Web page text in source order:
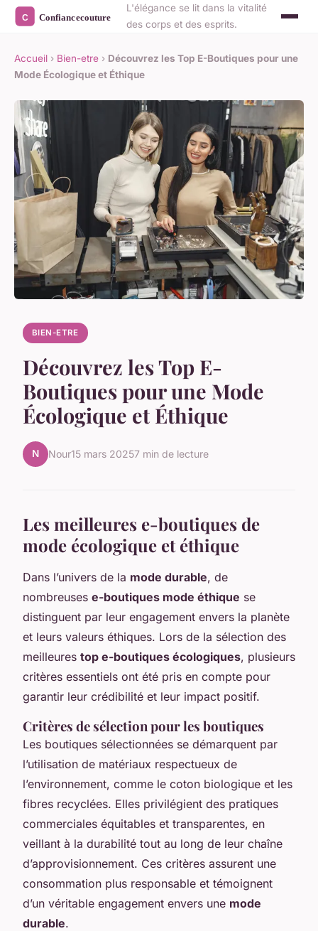
L'élégance se lit dans la vitalité
des corps et des esprits.
Accueil › Bien-etre › Découvrez les Top E-Boutiques pour une
Mode Écologique et Éthique
BIEN-ETRE
Découvrez les Top E-
Boutiques pour une Mode
Écologique et Éthique
N Nour15 mars 20257 min de lecture
Les meilleures e-boutiques de
mode écologique et éthique
Dans l’univers de la mode durable, de
nombreuses e-boutiques mode éthique se
distinguent par leur engagement envers la planète
et leurs valeurs éthiques. Lors de la sélection des
meilleures top e-boutiques écologiques, plusieurs
critères essentiels ont été pris en compte pour
garantir leur crédibilité et leur impact positif.
Critères de sélection pour les boutiques
Les boutiques sélectionnées se démarquent par
l’utilisation de matériaux respectueux de
l’environnement, comme le coton biologique et les
fibres recyclées. Elles privilégient des pratiques
commerciales équitables et transparentes, en
veillant à la durabilité tout au long de leur chaîne
d’approvisionnement. Ces critères assurent une
consommation plus responsable et témoignent
d’un véritable engagement envers une mode
durable.